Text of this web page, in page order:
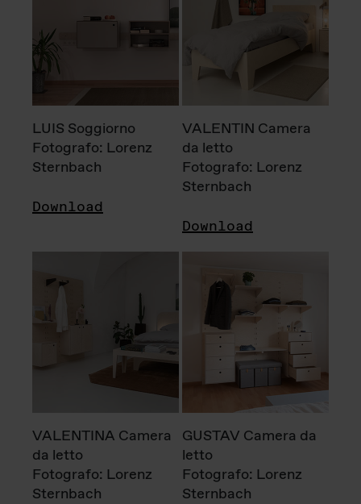
LUIS Soggiorno
Fotografo: Lorenz
Sternbach
Download
VALENTIN Camera
da letto
Fotografo: Lorenz
Sternbach
Download
VALENTINA Camera
da letto
Fotografo: Lorenz
Sternbach
GUSTAV Camera da
letto
Fotografo: Lorenz
Sternbach